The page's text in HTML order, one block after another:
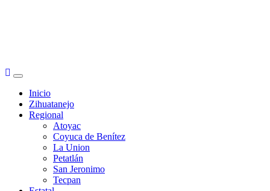
Primary
MenuInicio
Zihuatanejo
Regional
Atoyac
Coyuca de Benítez
La Union
Petatlán
San Jeronimo
Tecpan